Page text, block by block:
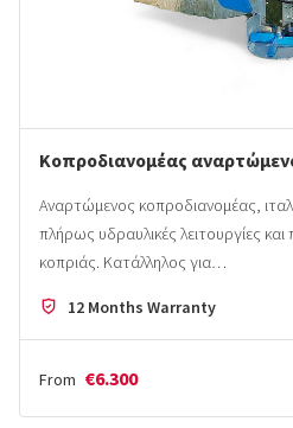
Κοπροδιανομέας
Αναρτώμενος κοπροδιανομέας,
πλήρως υδραυλικές λειτουργίες και
κοπριάς. Κατάλληλος για…
12 Months Warranty
From €6.300